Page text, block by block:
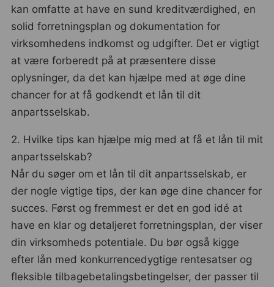
kan omfatte at have en sund kreditværdighed, en
solid forretningsplan og dokumentation for
virksomhedens indkomst og udgifter. Det er vigtigt
at være forberedt på at præsentere disse
oplysninger, da det kan hjælpe med at øge dine
chancer for at få godkendt et lån til dit
anpartsselskab.
2. Hvilke tips kan hjælpe mig med at få et lån til mit
anpartsselskab?
Når du søger om et lån til dit anpartsselskab, er
der nogle vigtige tips, der kan øge dine chancer for
succes. Først og fremmest er det en god idé at
have en klar og detaljeret forretningsplan, der viser
din virksomheds potentiale. Du bør også kigge
efter lån med konkurrencedygtige rentesatser og
fleksible tilbagebetalingsbetingelser, der passer til